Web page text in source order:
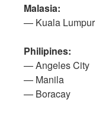
Malasia:
— Kuala Lumpur
Philipines:
— Angeles City
— Manila
— Boracay